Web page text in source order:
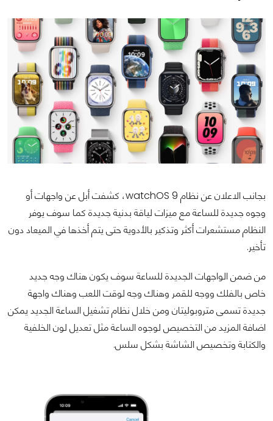
بجانب الاعلان عن نظام watchOS 9، كشفت أبل عن واجهات أو
وجوه جديدة للساعة مع ميزات لياقة بدنية جديدة كما سوف يوفر
النظام مستشعرات أكثر وتذكير بالأدوية حتى يتم أخذها في الميعاد دون
تأخير.
من ضمن الواجهات الجديدة للساعة سوف يكون هناك وجه جديد
خاص بالفلك ووجه للقمر وهناك وجه لوقت اللعب وهناك واجهة
جديدة تسمى متروبوليتان ومن خلال نظام تشغيل الساعة الجديد يمكن
اضافة المزيد من التخصيص لوجوه الساعة مثل تعديل لون الخلفية
والكتابة وتخصيص الشاشة بشكل سلس.